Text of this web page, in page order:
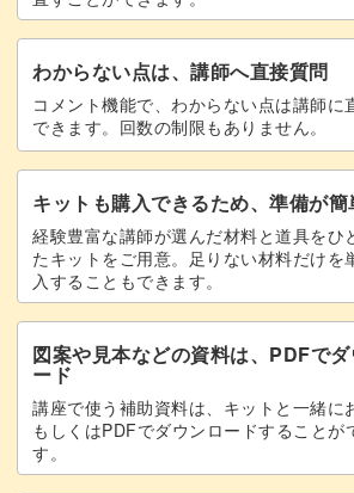
わからない点は、講師へ直接質問
コメント機能で、わからない点は講師に
できます。回数の制限もありません。
キットも購入できるため、準備が簡
経験豊富な講師が選んだ材料と道具をひ
たキットをご用意。足りない材料だけを
入することもできます。
図案や見本などの資料は、PDFでダ
ード
講座で使う補助資料は、キットと一緒に
もしくはPDFでダウンロードすることが
す。